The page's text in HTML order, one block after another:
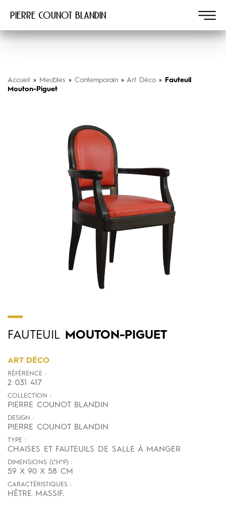
Pierre COUNOT BLANDIN
Accueil » Meubles » Contemporain » Art Déco »
Fauteuil
Mouton-Piguet
FAUTEUIL MOUTON-PIGUET
ART DÉCO
RÉFÉRENCE :
2 031 417
COLLECTION :
PIERRE COUNOT BLANDIN
DESIGN :
PIERRE COUNOT BLANDIN
TYPE :
CHAISES ET FAUTEUILS DE SALLE À MANGER
DIMENSIONS (L*H*P) :
59 X 90 X 58 CM
CARACTÉRISTIQUES :
HÊTRE MASSIF.